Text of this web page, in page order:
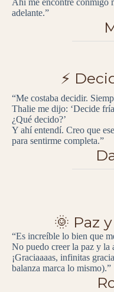
Ahí me encontré conmigo
adelante.”
⚡
“Me costaba decidir.
Thalie me dijo: ‘Decide
¿Qué decido?’
Y ahí entendí. Creo que
para sentirme completa.”
🌞 Paz
“Es increíble lo bien que
No puedo creer la paz y la
¡Graciaaaas, infinitas
balanza marca lo mismo).”